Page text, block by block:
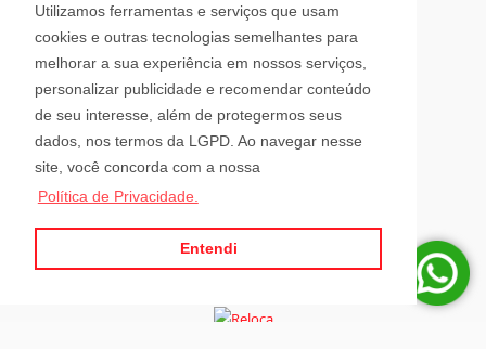
Utilizamos ferramentas e serviços que usam
cookies e outras tecnologias semelhantes para
melhorar a sua experiência em nossos serviços,
personalizar publicidade e recomendar conteúdo
de seu interesse, além de protegermos seus
dados, nos termos da LGPD. Ao navegar nesse
site, você concorda com a nossa
Política de Privacidade.
Entendi
Avenida Hugo Schlösser, 69, Jardim Maluche
Brusque - Santa Catarina
CEP: 88354-300
Horário de Atendimento
Segunda a Sexta-Feira
08h00 - 12h00 e 13h30 - 18h00
08h30 - 12h00